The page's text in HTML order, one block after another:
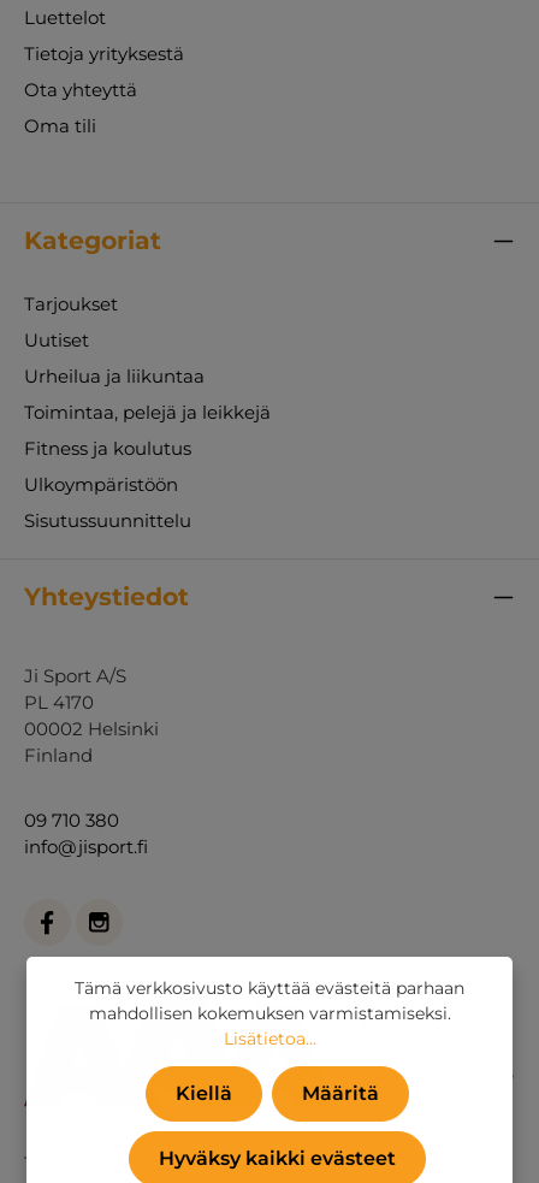
Luettelot
Tietoja yrityksestä
Ota yhteyttä
Oma tili
Kategoriat
Tarjoukset
Uutiset
Urheilua ja liikuntaa
Toimintaa, pelejä ja leikkejä
Fitness ja koulutus
Ulkoympäristöön
Sisutussuunnittelu
Yhteystiedot
Ji Sport A/S
PL 4170
00002 Helsinki
Finland
09 710 380
info@jisport.fi
Tai yhteydenottolomakkeella.
Tämä verkkosivusto käyttää evästeitä parhaan
mahdollisen kokemuksen varmistamiseksi.
Lisätietoa...
Kiellä Määritä
Hyväksy kaikki evästeet